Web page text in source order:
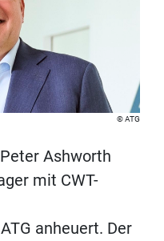
ATG
Ashworth
mit CWT-
anheuert. Der